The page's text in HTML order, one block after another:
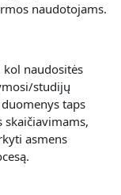
naudotojams.
kol naudositės
studijų
taps
asmens